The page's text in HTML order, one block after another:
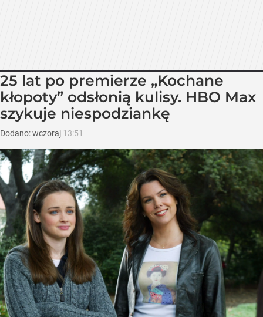
25 lat po premierze „Kochane
kłopoty” odsłonią kulisy. HBO Max
szykuje niespodziankę
Dodano:wczoraj 13:51